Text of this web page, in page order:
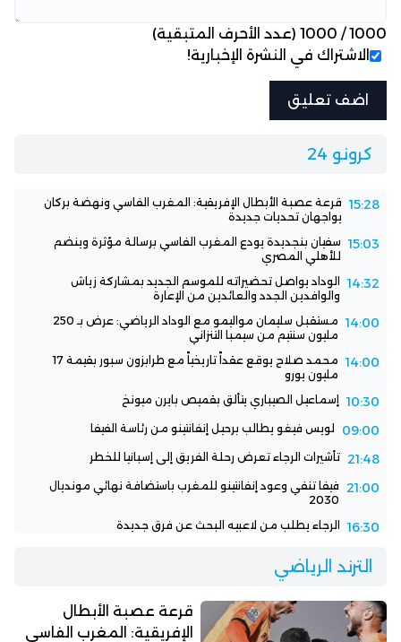
1000
/
1000 (عدد الأحرف المتبقية)
الاشتراك في النشرة الإخبارية!
كرونو 24
15:28 قرعة عصبة الأبطال الإفريقية: المغرب الفاسي ونهضة بركان
يواجهان تحديات جديدة
15:03 سفيان بنجديدة يودع المغرب الفاسي برسالة مؤثرة وينضم
للأهلي المصري
14:32
الوداد يواصل تحضيراته للموسم الجديد بمشاركة زياش
والوافدين الجدد والعائدين من الإعارة
14:00
مستقبل سليمان مواليمو مع الوداد الرياضي: عرض بـ 250
مليون سنتيم من سيمبا التنزاني
14:00
محمد صلاح يوقع عقداً تاريخياً مع طرابزون سبور بقيمة 17
مليون يورو
10:30 إسماعيل الصيباري يتألق بقميص بايرن ميونخ
09:00 لويس فيغو يطالب برحيل إنفانتينو من رئاسة الفيفا
21:48 تأشيرات الرجاء تعرض رحلة الفريق إلى إسبانيا للخطر
21:00
فيفا تنفي وعود إنفانتينو للمغرب باستضافة نهائي مونديال
2030
16:30 الرجاء يطلب من لاعبيه البحث عن فرق جديدة
الترند الرياضي
قرعة عصبة الأبطال
الإفريقية: المغرب الفاسي